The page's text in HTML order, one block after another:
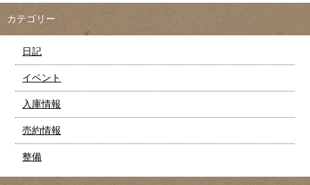
カテゴリー
日記
イベント
入庫情報
売約情報
整備